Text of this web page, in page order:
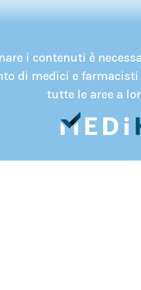
i contenuti è
di medici e
tutte le aree a